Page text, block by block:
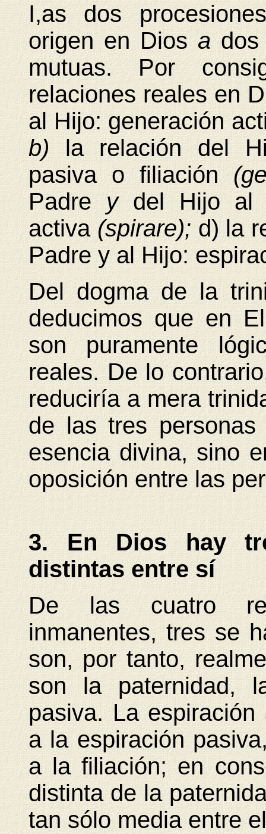
I,as dos
origen en Diosa
mutuas. Por
relaciones reales en
al Hijo: generación
b) la relación del
pasiva o filiación
Padre y del Hijo al
activa (spirare);d) la
Padre y al Hijo:
Del dogma de la
deducimos que en
son puramente
reales. De lo
reduciría a mera
de las tres
esencia divina, sino
oposición entre las
3. En Dios hay
distintas entre sí
De las cuatro
inmanentes, tres se
son, por tanto,
son la paternidad,
pasiva. La
a la espiración
a la filiación; en
distinta de la
tan sólo media entre